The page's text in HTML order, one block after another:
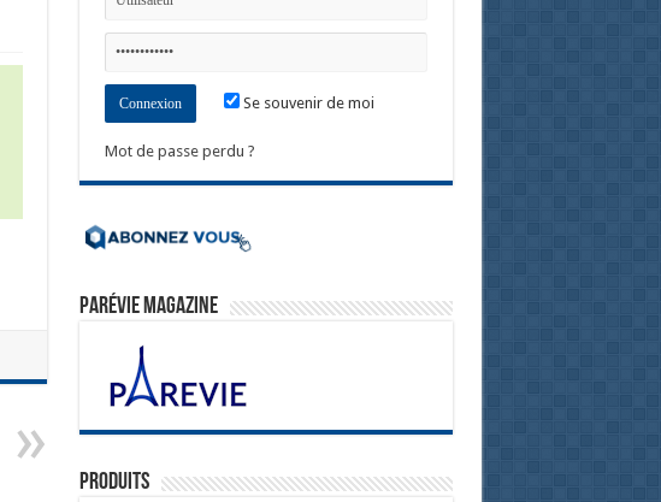
Se souvenir de moi
Mot de passe perdu ?
ParéVie Magazine
Produits